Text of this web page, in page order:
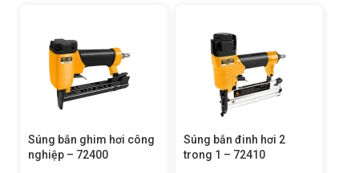
Súng bắn đinh hơi 2
trong 1 – 72410
Máy mài khuôn góc khí
nén – 72340